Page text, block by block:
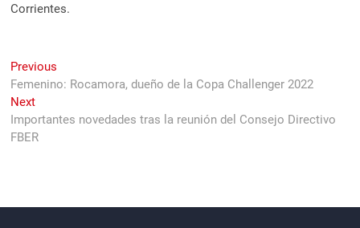
Corrientes.
Navegación
de
entradas
Previous
post:
Femenino: Rocamora, dueño de la Copa Challenger 2022
NextNext
post:
Importantes novedades tras la reunión del Consejo Directivo
FBER